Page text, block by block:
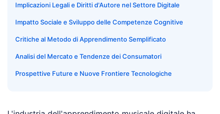
Implicazioni Legali e Diritti d'Autore nel Settore Digitale
Impatto Sociale e Sviluppo delle Competenze Cognitive
Critiche al Metodo di Apprendimento Semplificato
Analisi del Mercato e Tendenze dei Consumatori
Prospettive Future e Nuove Frontiere Tecnologiche